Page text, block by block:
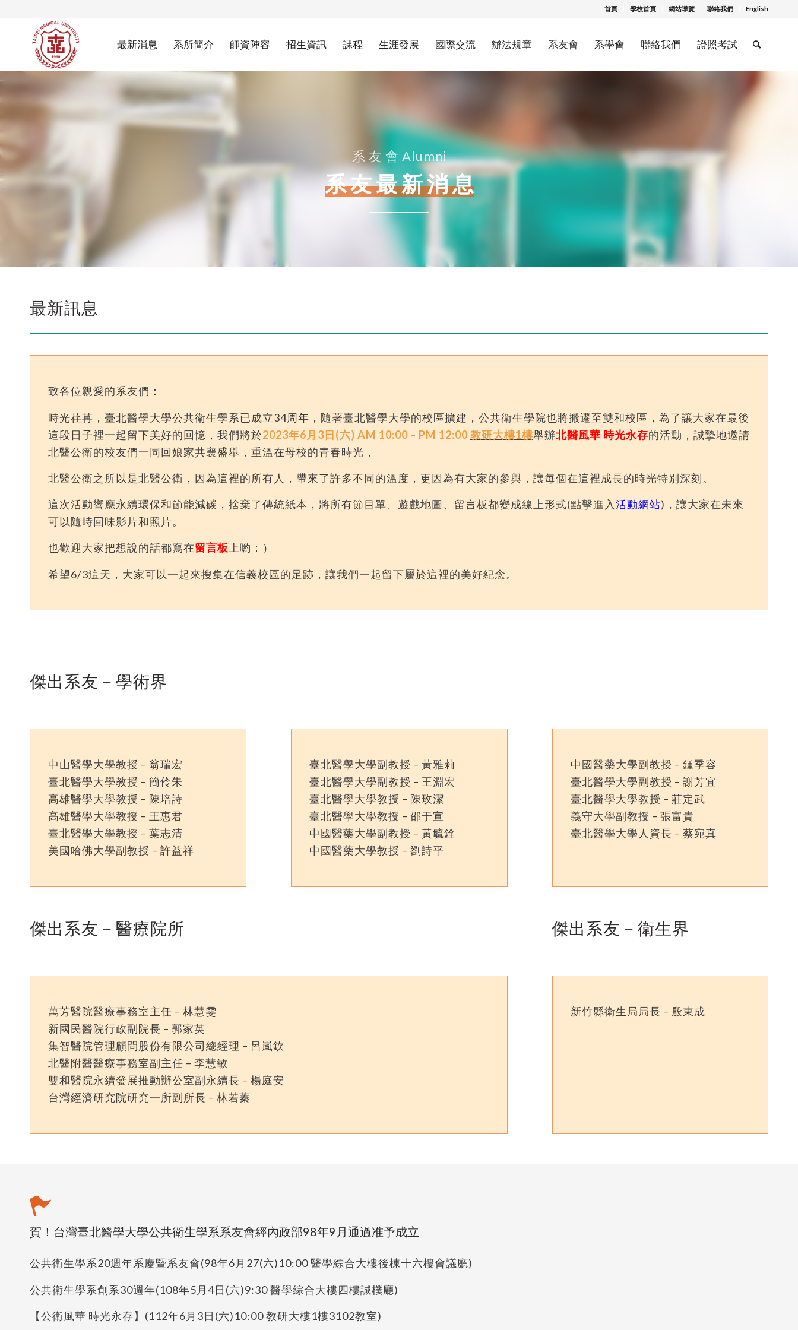
首頁 學校首頁 網站導覽 聯絡我們 English
最新消息 系所簡介 師資陣容 招生資訊 課程 生涯發展 國際交流 辦法規章 系友會 系學會 聯絡我們 證照考試
系 友 會 Alumni
系 友 最 新 消 息
最新訊息
致各位親愛的系友們：
時光荏苒，臺北醫學大學公共衛生學系已成立34周年，隨著臺北醫學大學的校區擴建，公共衛生學院也將搬遷至雙和校區，為了讓大家在最後
這段日子裡一起留下美好的回憶，我們將於2023年6月3日(六) AM 10:00 – PM 12:00教研大樓1樓舉辦北醫風華 時光永存的活動，誠摯地邀請
北醫公衛的校友們一同回娘家共襄盛舉，重溫在母校的青春時光，
北醫公衛之所以是北醫公衛，因為這裡的所有人，帶來了許多不同的溫度，更因為有大家的參與，讓每個在這裡成長的時光特別深刻。
這次活動響應永續環保和節能減碳，捨棄了傳統紙本，將所有節目單、遊戲地圖、留言板都變成線上形式(點擊進入 活動網站)，讓大家在未來
可以隨時回味影片和照片。
也歡迎大家把想說的話都寫在留言板上喲：）
希望6/3這天，大家可以一起來搜集在信義校區的足跡，讓我們一起留下屬於這裡的美好紀念。
傑出系友－學術界
中山醫學大學教授 – 翁瑞宏
臺北醫學大學教授 – 簡伶朱
高雄醫學大學教授 – 陳培詩
高雄醫學大學教授 – 王惠君
臺北醫學大學教授 – 葉志清
美國哈佛大學副教授 – 許益祥
臺北醫學大學副教授 – 黃雅莉
臺北醫學大學副教授 – 王淵宏
臺北醫學大學教授 – 陳玫潔
臺北醫學大學教授 – 邵于宣
中國醫藥大學副教授 – 黃毓銓
中國醫藥大學教授 – 劉詩平
中國醫藥大學副教授 – 鍾季容
臺北醫學大學副教授 – 謝芳宜
臺北醫學大學教授 – 莊定武
義守大學副教授 – 張富貴
臺北醫學大學人資長 – 蔡宛真
傑出系友－醫療院所 傑出系友－衛生界
萬芳醫院醫療事務室主任 – 林慧雯
新國民醫院行政副院長 – 郭家英
集智醫院管理顧問股份有限公司總經理 – 呂嵐欽
北醫附醫醫療事務室副主任 – 李慧敏
雙和醫院永續發展推動辦公室副永續長 – 楊庭安
台灣經濟研究院研究一所副所長 – 林若蓁
新竹縣衛生局局長 – 殷東成
賀！台灣臺北醫學大學公共衛生學系系友會經內政部98年9月通過准予成立
公共衛生學系20週年系慶暨系友會(98年6月27(六)10:00 醫學綜合大樓後棟十六樓會議廳)
公共衛生學系創系30週年(108年5月4日(六)9:30 醫學綜合大樓四樓誠樸廳)
【公衛風華 時光永存】(112年6月3日(六)10:00 教研大樓1樓3102教室)